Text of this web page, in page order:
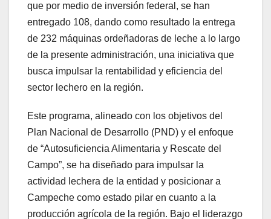
que por medio de inversión federal, se han
entregado 108, dando como resultado la entrega
de 232 máquinas ordeñadoras de leche a lo largo
de la presente administración, una iniciativa que
busca impulsar la rentabilidad y eficiencia del
sector lechero en la región.
Este programa, alineado con los objetivos del
Plan Nacional de Desarrollo (PND) y el enfoque
de “Autosuficiencia Alimentaria y Rescate del
Campo”, se ha diseñado para impulsar la
actividad lechera de la entidad y posicionar a
Campeche como estado pilar en cuanto a la
producción agrícola de la región. Bajo el liderazgo